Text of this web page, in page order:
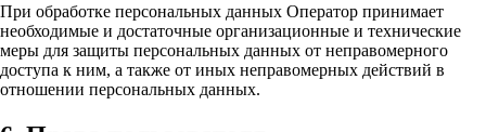
При обработке персональных данных Оператор принимает
необходимые и достаточные организационные и технические
меры для защиты персональных данных от неправомерного
доступа к ним, а также от иных неправомерных действий в
отношении персональных данных.